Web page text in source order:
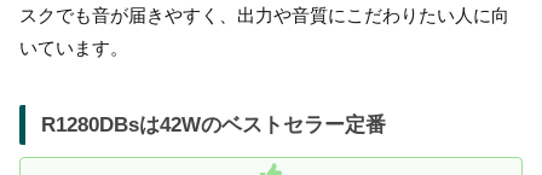
スクでも音が届きやすく、出力や音質にこだわりたい人に向
いています。
R1280DBsは42Wのベストセラー定番